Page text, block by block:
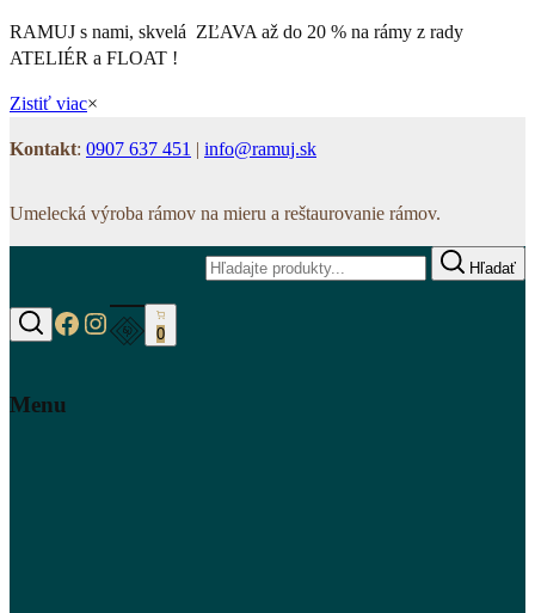
RAMUJ s nami, skvelá ZĽAVA až do 20 % na rámy z rady
ATELIÉR a FLOAT !
Zistiť viac×
Kontakt: 0907 637 451 | info@ramuj.sk
Umelecká výroba rámov na mieru a reštaurovanie rámov.
Hľadať
Hľadať
https://www.facebook.com/www.ramuj.sk
https://www.instagram.com/ramuj.sk
0
Menu